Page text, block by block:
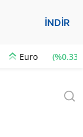
İNDİR
Euro (%0.33)